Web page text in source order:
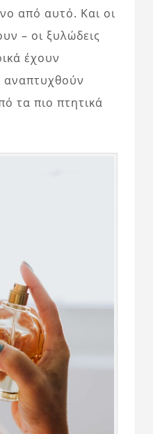
από αυτό. Και οι
– οι ξυλώδεις
έχουν
τα πιο πτητικά